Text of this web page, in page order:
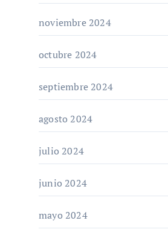
noviembre 2024
octubre 2024
septiembre 2024
agosto 2024
julio 2024
junio 2024
mayo 2024